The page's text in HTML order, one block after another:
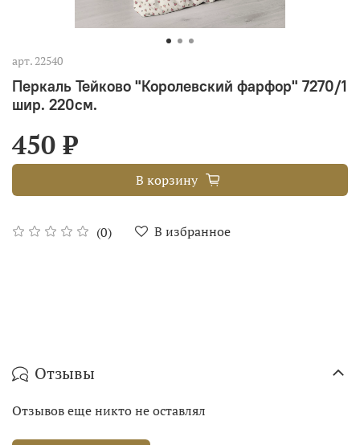
арт. 22540
Перкаль Тейково "Королевский фарфор" 7270/1
шир. 220см.
(0) В избранное
450 ₽
В корзину
Отзывы
Отзывов еще никто не оставлял